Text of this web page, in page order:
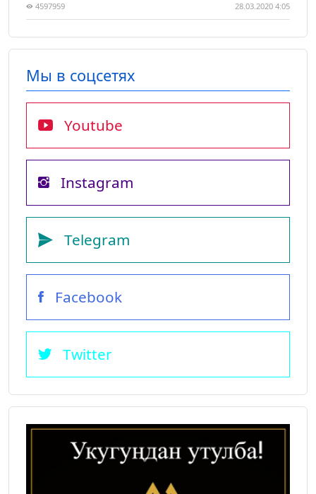
4597959 28.03.2020 4:05
Мы в соцсетях
Youtube
Instagram
Telegram
Facebook
Twitter